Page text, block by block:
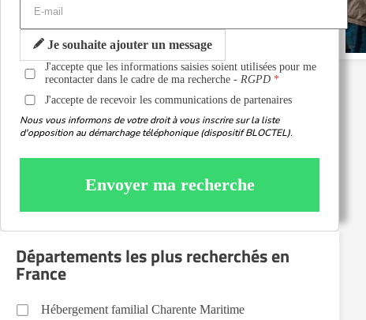
Je souhaite ajouter un message
J'accepte que les informations saisies soient utilisées pour me
recontacter dans le cadre de ma recherche -RGPD
J'accepte de recevoir les communications de partenaires
Nous vous informons de votre droit à vous inscrire sur la liste
d'opposition au démarchage téléphonique (dispositif BLOCTEL).
Envoyer ma recherche
Départements les plus recherchés en
France
Hébergement familial Charente Maritime